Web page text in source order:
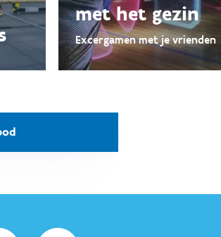
met het gezin
Excergamen met je vrienden